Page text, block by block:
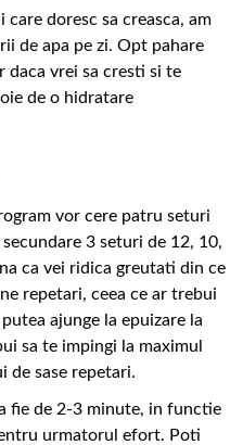
doresc sa creasca, am
de apa pe zi. Opt pahare
daca vrei sa cresti si te
de o hidratare
vor cere patru seturi
3 seturi de 12, 10,
ca vei ridica greutati din ce
repetari, ceea ce ar trebui
ajunge la epuizare la
sa te impingi la maximul
de sase repetari.
fie de 2-3 minute, in functie
urmatorul efort. Poti